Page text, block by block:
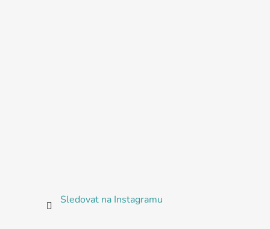
Sledovat na Instagramu